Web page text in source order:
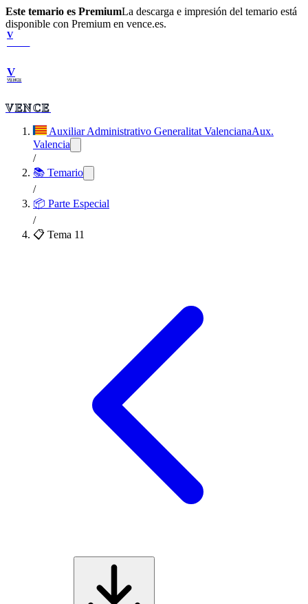
Este temario es PremiumLa descarga e impresión del temario está
disponible con Premium en vence.es.
V
V
VENCE
VENCE
Auxiliar Administrativo Generalitat ValencianaAux.
Valencia
/
📚 Temario
/
📦 Parte Especial
/
📋 Tema 11